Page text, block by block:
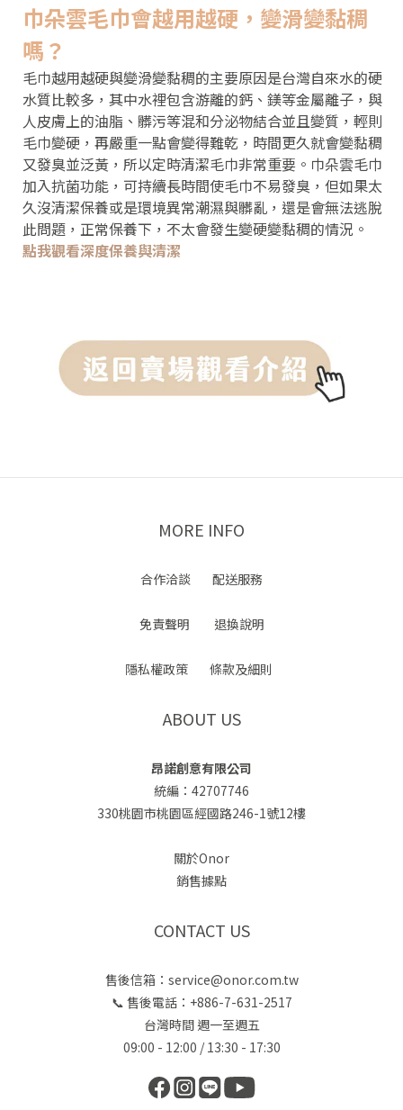
巾朵雲毛巾會越用越硬，變滑變黏稠
嗎？
毛巾越用越硬與變滑變黏稠的主要原因是台灣自來水的硬
水質比較多，其中水裡包含游離的鈣、鎂等金屬離子，與
人皮膚上的油脂、髒污等混和分泌物結合並且變質，輕則
毛巾變硬，再嚴重一點會變得難乾，時間更久就會變黏稠
又發臭並泛黃，所以定時清潔毛巾非常重要。巾朵雲毛巾
加入抗菌功能，可持續長時間使毛巾不易發臭，但如果太
久沒清潔保養或是環境異常潮濕與髒亂，還是會無法逃脫
此問題，正常保養下，不太會發生變硬變黏稠的情況。
點我觀看深度保養與清潔
MORE INFO
合作洽談 配送服務
免責聲明 退換說明
隱私權政策 條款及細則
ABOUT US
昂諾創意有限公司
統編：42707746
330桃園市桃園區經國路246-1號12樓
關於Onor
銷售據點
CONTACT US
售後信箱：service@onor.com.tw
📞 售後電話：+886-7-631-2517
台灣時間 週一至週五
09:00 - 12:00 / 13:30 - 17:30